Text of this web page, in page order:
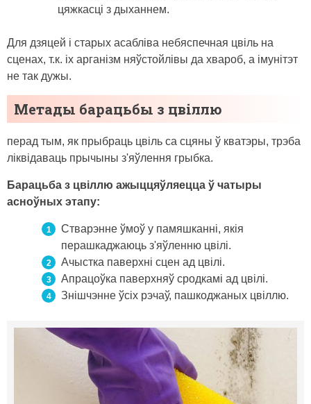
цяжкасці з дыханнем.
Для дзяцей і старых асабліва небяспечная цвіль на
сценах, т.к. іх арганізм няўстойлівы да хвароб, а імунітэт
не так дужы.
Метады барацьбы з цвіллю
перад тым, як прыбраць цвіль са сцяны ў кватэры, трэба
ліквідаваць прычыны з'яўлення грыбка.
Барацьба з цвіллю ажыццяўляецца ў чатыры
асноўных этапу:
Стварэнне ўмоў у памяшканні, якія
перашкаджаюць з'яўленню цвілі.
Ачыстка паверхні сцен ад цвілі.
Апрацоўка паверхняў сродкамі ад цвілі.
Знішчэнне ўсіх рэчаў, пашкоджаных цвіллю.